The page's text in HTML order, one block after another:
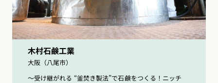
木村石鹸工業
大阪（八尾市）
〜受け継がれる “釜焚き製法”で石鹸をつくる！ニッチ